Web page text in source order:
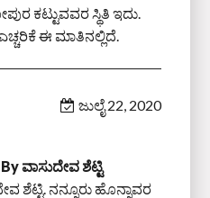
ಕಟ್ಟುವವರ ಸ್ಥಿತಿ ಇದು.
ಈ ಮಾತಿನಲ್ಲಿದೆ.
ಜುಲೈ 22, 2020
ವಾಸುದೇವ ಶೆಟ್ಟಿ
ಶೆಟ್ಟಿ. ನನ್ನೂರು ಹೊನ್ನಾವರ